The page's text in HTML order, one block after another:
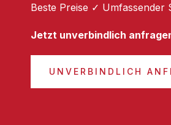
Beste Preise ✓
Jetzt unverbindlich
UNVERBINDLICH